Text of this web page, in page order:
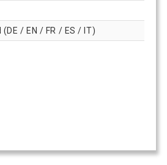
/ EN / FR / ES / IT)